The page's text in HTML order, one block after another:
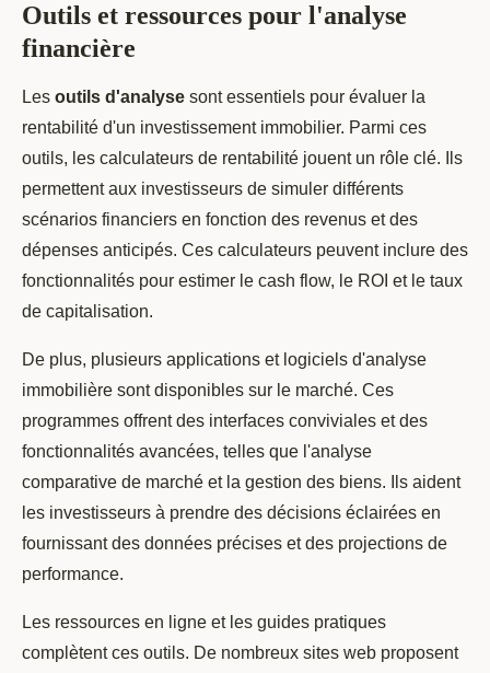
Outils et ressources pour l'analyse
financière
Les outils d'analyse sont essentiels pour évaluer la
rentabilité d'un investissement immobilier. Parmi ces
outils, les calculateurs de rentabilité jouent un rôle clé. Ils
permettent aux investisseurs de simuler différents
scénarios financiers en fonction des revenus et des
dépenses anticipés. Ces calculateurs peuvent inclure des
fonctionnalités pour estimer le cash flow, le ROI et le taux
de capitalisation.
De plus, plusieurs applications et logiciels d'analyse
immobilière sont disponibles sur le marché. Ces
programmes offrent des interfaces conviviales et des
fonctionnalités avancées, telles que l'analyse
comparative de marché et la gestion des biens. Ils aident
les investisseurs à prendre des décisions éclairées en
fournissant des données précises et des projections de
performance.
Les ressources en ligne et les guides pratiques
complètent ces outils. De nombreux sites web proposent